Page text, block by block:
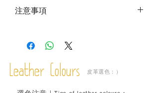
注意事項
－ 相片顏色或有機會出現偏差，顏色請以
－ 此產品含有細小配件、尖銳物件，恕不
Leather Colours 皮革選色：）